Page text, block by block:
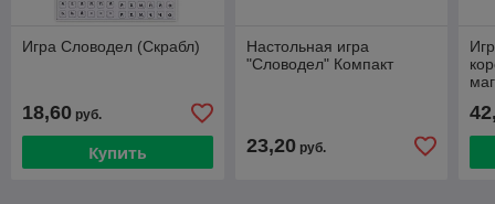
Игра Словодел (Скрабл)
18,60 руб.
Купить
Настольная игра
"Словодел" Компакт
23,20руб.